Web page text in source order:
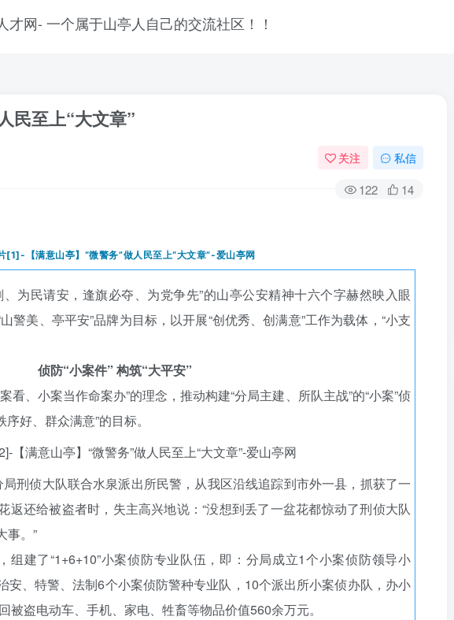
民至上“大文章”
关注 私信
122 14
为民请安，逢旗必夺、为党争先”的山亭公安精神十六个字赫然映入眼
警美、亭平安”品牌为目标，以开展“创优秀、创满意”工作为载体，“小支
侦防“小案件” 构筑“大平安”
看、小案当作命案办”的理念，推动构建“分局主建、所队主战”的“小案”侦
好、群众满意”的目标。
刑侦大队联合水泉派出所民警，从我区沿线追踪到市外一县，抓获了一
返还给被盗者时，失主高兴地说：“没想到丢了一盆花都惊动了刑侦大队
事。”
组建了“1+6+10”小案侦防专业队伍，即：分局成立1个小案侦防领导小
安、特警、法制6个小案侦防警种专业队，10个派出所小案侦办队，办小
被盗电动车、手机、家电、牲畜等物品价值560余万元。
登录
手机号
社交账号登录
使用社交账号登录即表示同意